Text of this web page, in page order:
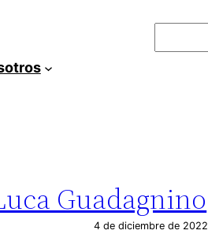
Guadagnino
4 de diciembre de 2022